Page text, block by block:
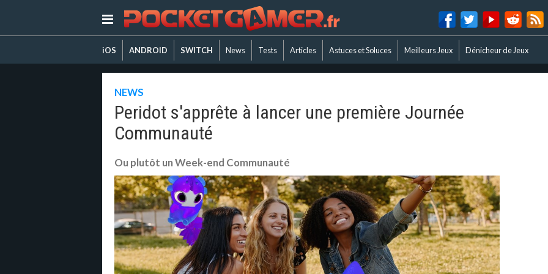
iOS ANDROID SWITCH News Tests Articles Astuces et Soluces Meilleurs Jeux Dénicheur de Jeux
NEWS
Peridot s'apprête à lancer une première Journée
Communauté
Ou plutôt un Week-end Communauté